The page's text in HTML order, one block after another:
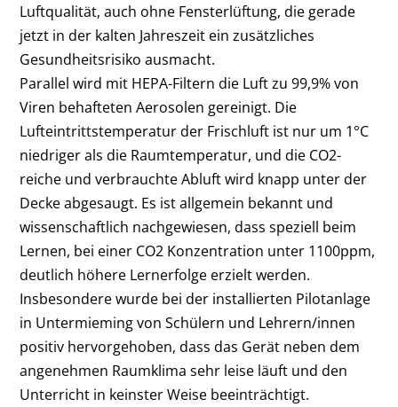
Luftqualität, auch ohne Fensterlüftung, die gerade
jetzt in der kalten Jahreszeit ein zusätzliches
Gesundheitsrisiko ausmacht.
Parallel wird mit HEPA-Filtern die Luft zu 99,9% von
Viren behafteten Aerosolen gereinigt. Die
Lufteintrittstemperatur der Frischluft ist nur um 1°C
niedriger als die Raumtemperatur, und die CO2-
reiche und verbrauchte Abluft wird knapp unter der
Decke abgesaugt. Es ist allgemein bekannt und
wissenschaftlich nachgewiesen, dass speziell beim
Lernen, bei einer CO2 Konzentration unter 1100ppm,
deutlich höhere Lernerfolge erzielt werden.
Insbesondere wurde bei der installierten Pilotanlage
in Untermieming von Schülern und Lehrern/innen
positiv hervorgehoben, dass das Gerät neben dem
angenehmen Raumklima sehr leise läuft und den
Unterricht in keinster Weise beeinträchtigt.